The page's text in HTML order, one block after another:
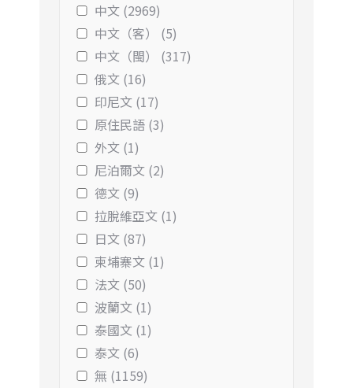
中文 (2969)
中文（客） (5)
中文（閩） (317)
俄文 (16)
印尼文 (17)
原住民語 (3)
外文 (1)
尼泊爾文 (2)
德文 (9)
拉脫維亞文 (1)
日文 (87)
柬埔寨文 (1)
法文 (50)
波蘭文 (1)
泰國文 (1)
泰文 (6)
無 (1159)